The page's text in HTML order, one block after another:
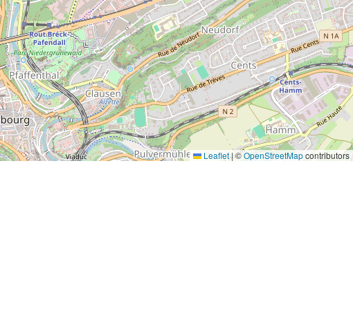
Leaflet |©OpenStreetMapcontributors